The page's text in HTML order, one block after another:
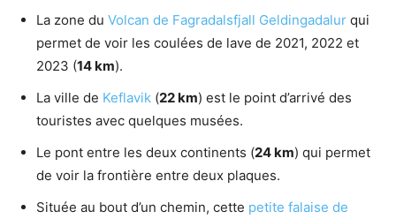
La zone du Volcan de Fagradalsfjall Geldingadalur qui
permet de voir les coulées de lave de 2021, 2022 et
2023 (14 km).
La ville de Keflavik (22 km) est le point d’arrivé des
touristes avec quelques musées.
Le pont entre les deux continents (24 km) qui permet
de voir la frontière entre deux plaques.
Située au bout d’un chemin, cette petite falaise de